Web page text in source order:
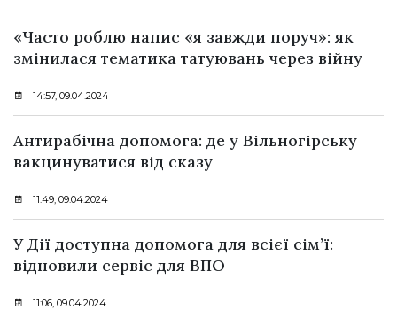
«Часто роблю напис «я завжди поруч»: як
змінилася тематика татуювань через війну
14:57, 09.04.2024
Антирабічна допомога: де у Вільногірську
вакцинуватися від сказу
11:49, 09.04.2024
У Дії доступна допомога для всієї сім’ї:
відновили сервіс для ВПО
11:06, 09.04.2024